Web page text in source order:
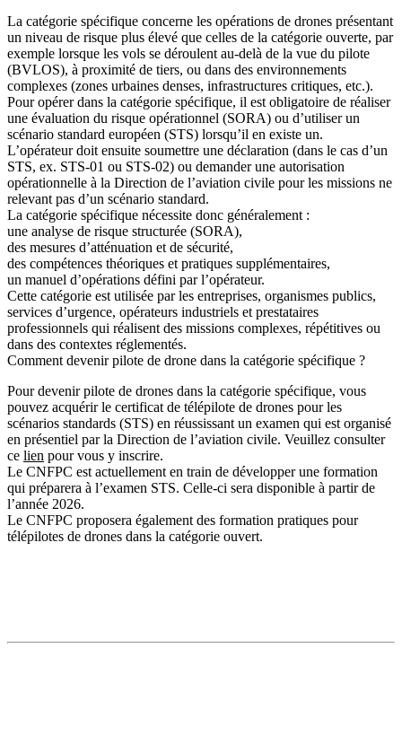
La catégorie spécifique concerne les opérations de drones présentant
un niveau de risque plus élevé que celles de la catégorie ouverte, par
exemple lorsque les vols se déroulent au-delà de la vue du pilote
(BVLOS), à proximité de tiers, ou dans des environnements
complexes (zones urbaines denses, infrastructures critiques, etc.).
Pour opérer dans la catégorie spécifique, il est obligatoire de réaliser
une évaluation du risque opérationnel (SORA) ou d’utiliser un
scénario standard européen (STS) lorsqu’il en existe un.
L’opérateur doit ensuite soumettre une déclaration (dans le cas d’un
STS, ex. STS-01 ou STS-02) ou demander une autorisation
opérationnelle à la Direction de l’aviation civile pour les missions ne
relevant pas d’un scénario standard.
La catégorie spécifique nécessite donc généralement :
une analyse de risque structurée (SORA),
des mesures d’atténuation et de sécurité,
des compétences théoriques et pratiques supplémentaires,
un manuel d’opérations défini par l’opérateur.
Cette catégorie est utilisée par les entreprises, organismes publics,
services d’urgence, opérateurs industriels et prestataires
professionnels qui réalisent des missions complexes, répétitives ou
dans des contextes réglementés.
Comment devenir pilote de drone dans la catégorie spécifique ?
Pour devenir pilote de drones dans la catégorie spécifique, vous
pouvez acquérir le certificat de télépilote de drones pour les
scénarios standards (STS) en réussissant un examen qui est organisé
en présentiel par la Direction de l’aviation civile. Veuillez consulter
ce lien pour vous y inscrire.
Le CNFPC est actuellement en train de développer une formation
qui préparera à l’examen STS. Celle-ci sera disponible à partir de
l’année 2026.
Le CNFPC proposera également des formation pratiques pour
télépilotes de drones dans la catégorie ouvert.